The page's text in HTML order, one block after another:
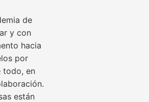
de
y con
hacia
por
todo, en
están